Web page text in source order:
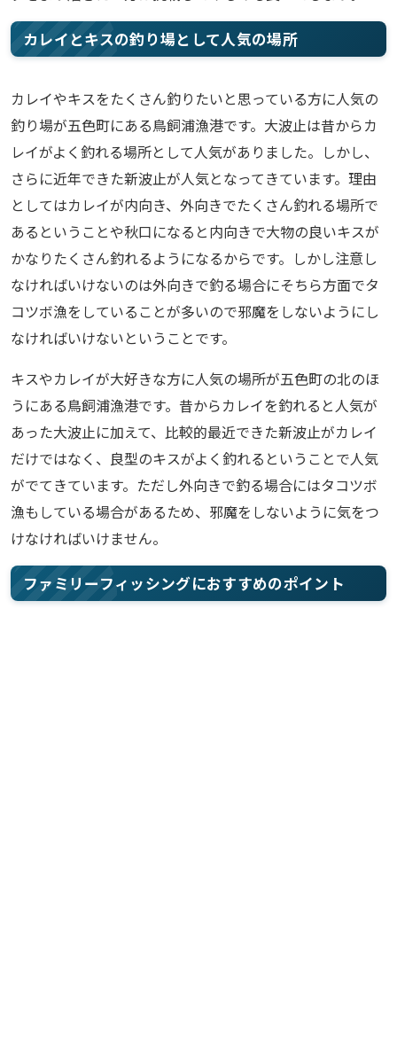
カレイとキスの釣り場として人気の場所
カレイやキスをたくさん釣りたいと思っている方に人気の
釣り場が五色町にある鳥飼浦漁港です。大波止は昔からカ
レイがよく釣れる場所として人気がありました。しかし、
さらに近年できた新波止が人気となってきています。理由
としてはカレイが内向き、外向きでたくさん釣れる場所で
あるということや秋口になると内向きで大物の良いキスが
かなりたくさん釣れるようになるからです。しかし注意し
なければいけないのは外向きで釣る場合にそちら方面でタ
コツボ漁をしていることが多いので邪魔をしないようにし
なければいけないということです。
キスやカレイが大好きな方に人気の場所が五色町の北のほ
うにある鳥飼浦漁港です。昔からカレイを釣れると人気が
あった大波止に加えて、比較的最近できた新波止がカレイ
だけではなく、良型のキスがよく釣れるということで人気
がでてきています。ただし外向きで釣る場合にはタコツボ
漁もしている場合があるため、邪魔をしないように気をつ
けなければいけません。
ファミリーフィッシングにおすすめのポイント